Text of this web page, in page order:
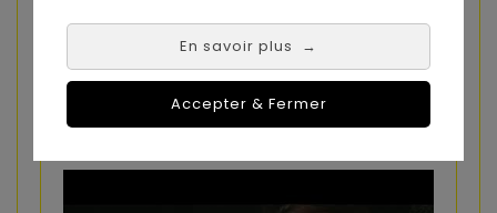
En savoir plus →
Accepter & Fermer